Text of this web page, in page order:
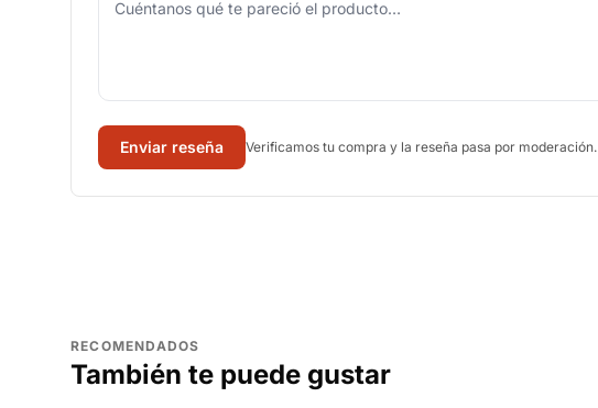
Enviar reseña Verificamos tu compra y la reseña pasa por moderación.
RECOMENDADOS
También te puede gustar